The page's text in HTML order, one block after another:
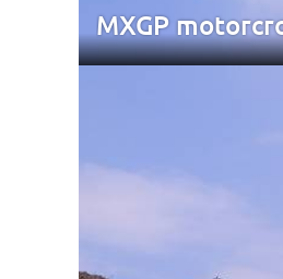
MXGP